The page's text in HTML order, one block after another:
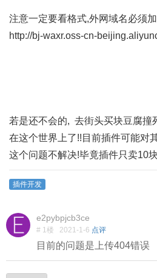
注意一定要看格式,外网域名必须
http://bj-waxr.oss-cn-
若是还不会的, 去街头买块豆腐撞
在这个世界上了!!目前插件可能对
这个问题不解决!毕竟插件只卖10
插件开发
e2pybpjcb3ce
# 1楼 2021-1-6 点评
目前的问题是上传404错误